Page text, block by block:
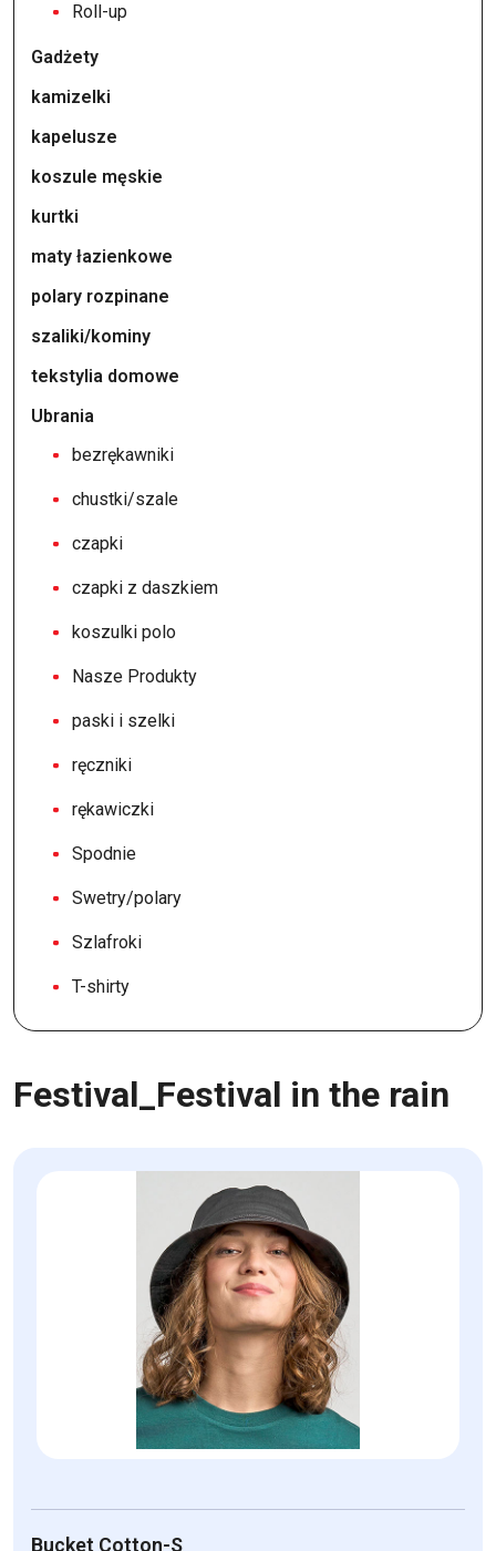
Roll-up
Gadżety
kamizelki
kapelusze
koszule męskie
kurtki
maty łazienkowe
polary rozpinane
szaliki/kominy
tekstylia domowe
Ubrania
bezrękawniki
chustki/szale
czapki
czapki z daszkiem
koszulki polo
Nasze Produkty
paski i szelki
ręczniki
rękawiczki
Spodnie
Swetry/polary
Szlafroki
T-shirty
Festival_Festival in the rain
Bucket Cotton-S